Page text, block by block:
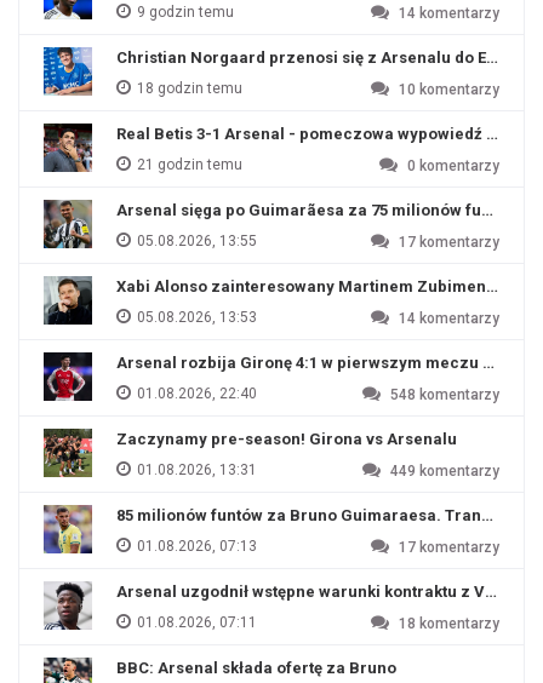
9 godzin temu 14 komentarzy
Christian Norgaard przenosi się z Arsenalu do
18 godzin temu 10 komentarzy
Real Betis 3-1 Arsenal - pomeczowa wypowiedź Artety
21 godzin temu 0 komentarzy
Arsenal sięga po Guimarãesa za 75 milionów funtów
05.08.2026, 13:55 17 komentarzy
Xabi Alonso zainteresowany Martinem Zubimendim
05.08.2026, 13:53 14 komentarzy
Arsenal rozbija Gironę 4:1 w pierwszym meczu
01.08.2026, 22:40 548 komentarzy
Zaczynamy pre-season! Girona vs Arsenalu
01.08.2026, 13:31 449 komentarzy
85 milionów funtów za Bruno Guimaraesa. Transfer
01.08.2026, 07:13 17 komentarzy
Arsenal uzgodnił wstępne warunki kontraktu z
01.08.2026, 07:11 18 komentarzy
BBC: Arsenal składa ofertę za Bruno